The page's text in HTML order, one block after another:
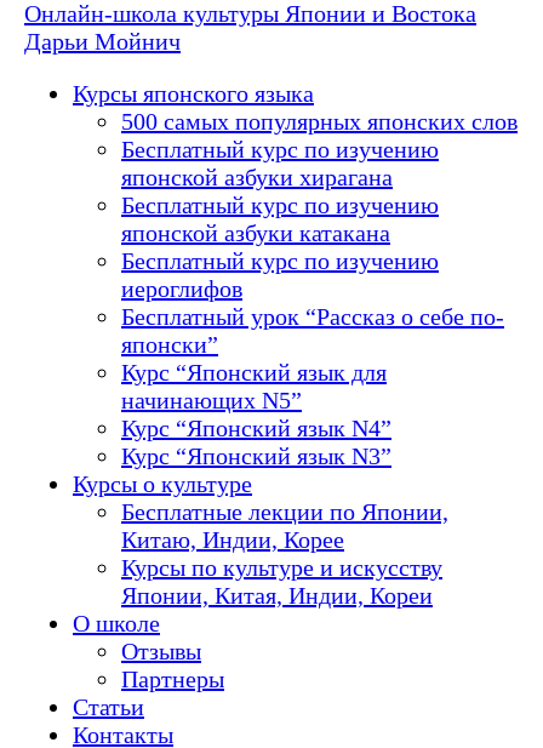
Онлайн-школа культуры Японии и Востока
Дарьи Мойнич
Курсы японского языка
500 самых популярных японских слов
Бесплатный курс по изучению
японской азбуки хирагана
Бесплатный курс по изучению
японской азбуки катакана
Бесплатный курс по изучению
иероглифов
Бесплатный урок “Рассказ о себе по-
японски”
Курс “Японский язык для
начинающих N5”
Курс “Японский язык N4”
Курс “Японский язык N3”
Курсы о культуре
Бесплатные лекции по Японии,
Китаю, Индии, Корее
Курсы по культуре и искусству
Японии, Китая, Индии, Кореи
О школе
Отзывы
Партнеры
Статьи
Контакты